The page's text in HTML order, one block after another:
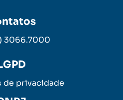
3066.7000
de privacidade